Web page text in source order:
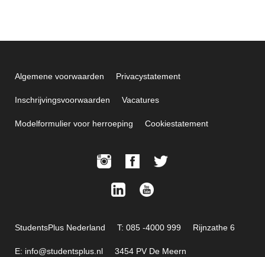
Algemene voorwaarden Privacystatement
Inschrijvingsvoorwaarden Vacatures
Modelformulier voor herroeping Cookiestatement
StudentsPlus Nederland T: 085 -4000 999 Rijnzathe 6
E: info@studentsplus.nl 3454 PV De Meern